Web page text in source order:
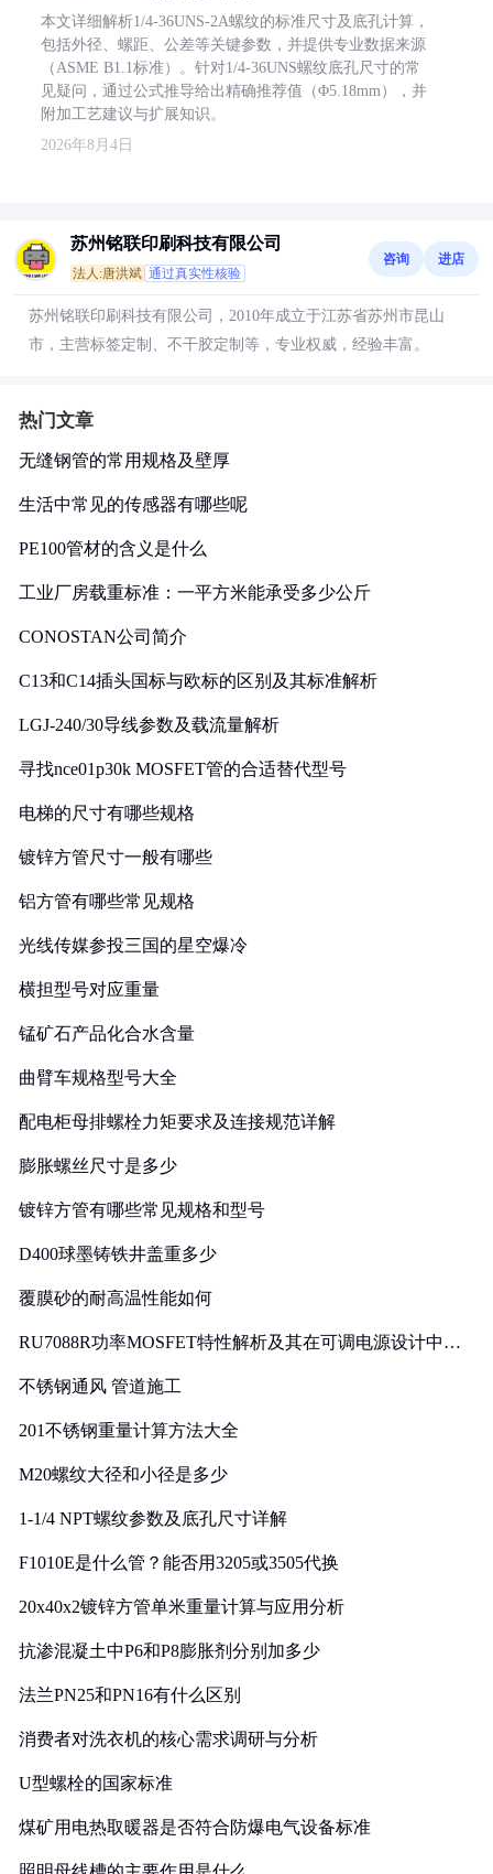
本文详细解析1/4-36UNS-2A螺纹的标准尺寸及底孔计算，
包括外径、螺距、公差等关键参数，并提供专业数据来源
（ASME B1.1标准）。针对1/4-36UNS螺纹底孔尺寸的常
见疑问，通过公式推导给出精确推荐值（Φ5.18mm），并
附加工艺建议与扩展知识。
2026年8月4日
苏州铭联印刷科技有限公司
法人:唐洪斌 通过真实性核验
咨询 进店
苏州铭联印刷科技有限公司，2010年成立于江苏省苏州市昆山
市，主营标签定制、不干胶定制等，专业权威，经验丰富。
热门文章
无缝钢管的常用规格及壁厚
生活中常见的传感器有哪些呢
PE100管材的含义是什么
工业厂房载重标准：一平方米能承受多少公斤
CONOSTAN公司简介
C13和C14插头国标与欧标的区别及其标准解析
LGJ-240/30导线参数及载流量解析
寻找nce01p30k MOSFET管的合适替代型号
电梯的尺寸有哪些规格
镀锌方管尺寸一般有哪些
铝方管有哪些常见规格
光线传媒参投三国的星空爆冷
横担型号对应重量
锰矿石产品化合水含量
曲臂车规格型号大全
配电柜母排螺栓力矩要求及连接规范详解
膨胀螺丝尺寸是多少
镀锌方管有哪些常见规格和型号
D400球墨铸铁井盖重多少
覆膜砂的耐高温性能如何
RU7088R功率MOSFET特性解析及其在可调电源设计中的
不锈钢通风 管道施工
201不锈钢重量计算方法大全
M20螺纹大径和小径是多少
1-1/4 NPT螺纹参数及底孔尺寸详解
F1010E是什么管？能否用3205或3505代换
20x40x2镀锌方管单米重量计算与应用分析
抗渗混凝土中P6和P8膨胀剂分别加多少
法兰PN25和PN16有什么区别
消费者对洗衣机的核心需求调研与分析
U型螺栓的国家标准
煤矿用电热取暖器是否符合防爆电气设备标准